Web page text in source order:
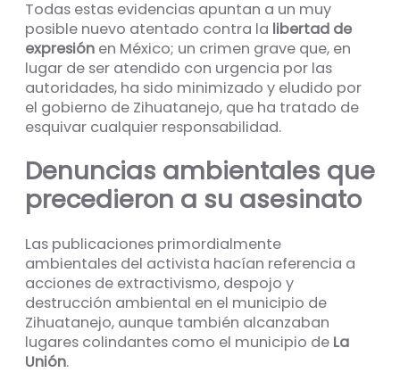
Todas estas evidencias apuntan a un muy
posible nuevo atentado contra la libertad de
expresión en México; un crimen grave que, en
lugar de ser atendido con urgencia por las
autoridades, ha sido minimizado y eludido por
el gobierno de Zihuatanejo, que ha tratado de
esquivar cualquier responsabilidad.
Denuncias ambientales que
precedieron a su asesinato
Las publicaciones primordialmente
ambientales del activista hacían referencia a
acciones de extractivismo, despojo y
destrucción ambiental en el municipio de
Zihuatanejo, aunque también alcanzaban
lugares colindantes como el municipio de La
Unión.